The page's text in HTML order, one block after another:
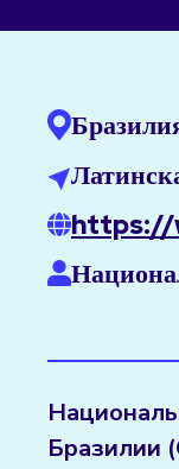
https://
Бразилии